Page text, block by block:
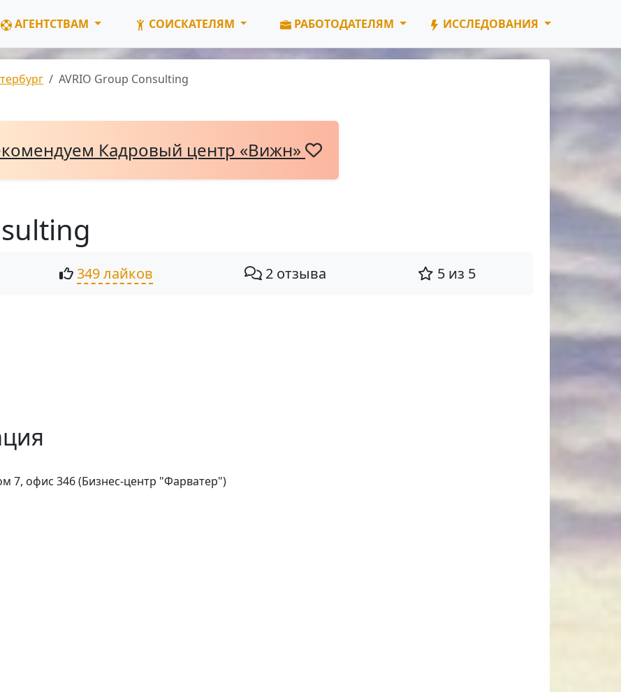
АГЕНТСТВАМ СОИСКАТЕЛЯМ РАБОТОДАТЕЛЯМ ИССЛЕДОВАНИЯ
AVRIO Group Consulting
Кадровый центр «Вижн»
349 лайков 2 отзыва 5 из 5
7, офис 346 (Бизнес-центр "Фарватер")